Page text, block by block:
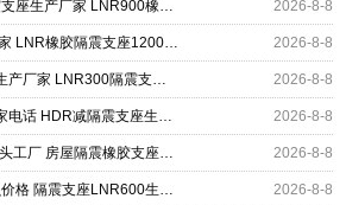
隔震支座单价 建筑摩擦隔震支座生产厂家 LNR900橡胶支座生产厂家 2026-8-8
HDR600高阻尼支座生产厂家 LNR橡胶隔震支座1200厂家 建筑抗震铅芯支座厂家 2026-8-8
天然隔震支座LNR1000-Ⅱ生产厂家 LNR300隔震支座多少钱 LRB300铅芯橡胶隔震支座 2026-8-8
天然橡胶隔震支座(LNR)厂家电话 HDR减隔震支座生产厂家 LNR700支座多少钱 2026-8-8
铅芯隔震支座LRB700-Ⅱ源头工厂 房屋隔震橡胶支座多少钱 LNR600建筑橡胶隔震支座多少钱 2026-8-8
LRB1100铅芯隔震支座什么价格 隔震支座LNR600生产厂家 HDR系列高阻尼隔震橡胶支座 2026-8-8